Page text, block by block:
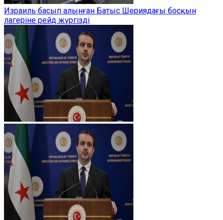
Израиль басып алынған Батыс Шериядағы босқын
лагеріне рейд жүргізді